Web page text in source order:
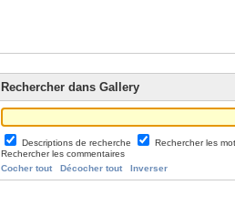
Rechercher dans Gallery
Descriptions de recherche
Rechercher les
Rechercher les commentaires
Cocher tout
Décocher tout Inverser